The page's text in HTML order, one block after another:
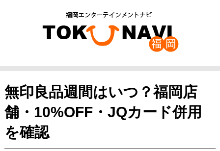
無印良品週間はいつ？福岡店
舗・10%OFF・JQカード併用
を確認